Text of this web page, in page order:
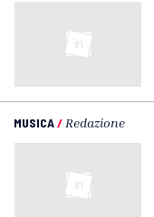
MUSICA/ Redazione